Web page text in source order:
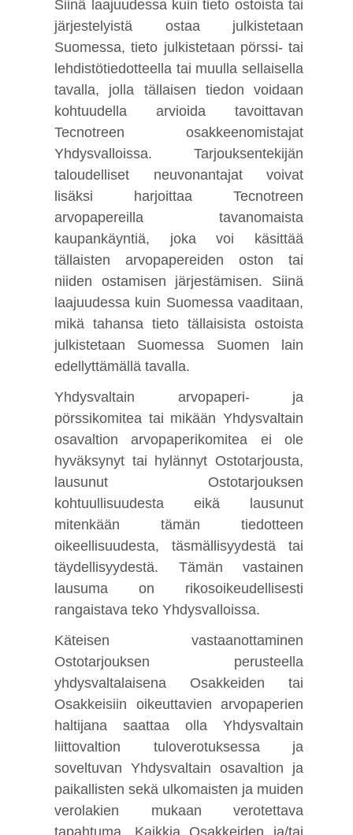
Siinä laajuudessa kuin tieto ostoista tai
järjestelyistä ostaa julkistetaan
Suomessa, tieto julkistetaan pörssi- tai
lehdistötiedotteella tai muulla sellaisella
tavalla, jolla tällaisen tiedon voidaan
kohtuudella arvioida tavoittavan
Tecnotreen osakkeenomistajat
Yhdysvalloissa. Tarjouksentekijän
taloudelliset neuvonantajat voivat
lisäksi harjoittaa Tecnotreen
arvopapereilla tavanomaista
kaupankäyntiä, joka voi käsittää
tällaisten arvopapereiden oston tai
niiden ostamisen järjestämisen. Siinä
laajuudessa kuin Suomessa vaaditaan,
mikä tahansa tieto tällaisista ostoista
julkistetaan Suomessa Suomen lain
edellyttämällä tavalla.
Yhdysvaltain arvopaperi- ja
pörssikomitea tai mikään Yhdysvaltain
osavaltion arvopaperikomitea ei ole
hyväksynyt tai hylännyt Ostotarjousta,
lausunut Ostotarjouksen
kohtuullisuudesta eikä lausunut
mitenkään tämän tiedotteen
oikeellisuudesta, täsmällisyydestä tai
täydellisyydestä. Tämän vastainen
lausuma on rikosoikeudellisesti
rangaistava teko Yhdysvalloissa.
Käteisen vastaanottaminen
Ostotarjouksen perusteella
yhdysvaltalaisena Osakkeiden tai
Osakkeisiin oikeuttavien arvopaperien
haltijana saattaa olla Yhdysvaltain
liittovaltion tuloverotuksessa ja
soveltuvan Yhdysvaltain osavaltion ja
paikallisten sekä ulkomaisten ja muiden
verolakien mukaan verotettava
tapahtuma. Kaikkia Osakkeiden ja/tai